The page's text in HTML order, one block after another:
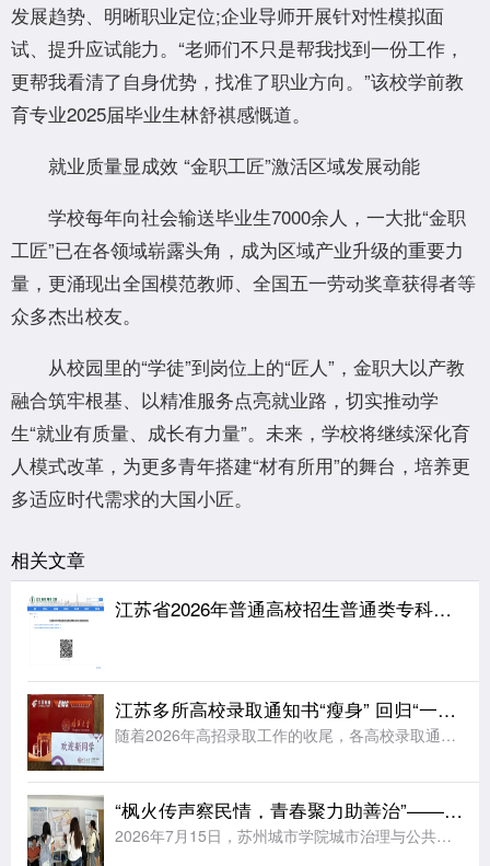
发展趋势、明晰职业定位;企业导师开展针对性模拟面
试、提升应试能力。“老师们不只是帮我找到一份工作，
更帮我看清了自身优势，找准了职业方向。”该校学前教
育专业2025届毕业生林舒祺感慨道。
就业质量显成效 “金职工匠”激活区域发展动能
学校每年向社会输送毕业生7000余人，一大批“金职
工匠”已在各领域崭露头角，成为区域产业升级的重要力
量，更涌现出全国模范教师、全国五一劳动奖章获得者等
众多杰出校友。
从校园里的“学徒”到岗位上的“匠人”，金职大以产教
融合筑牢根基、以精准服务点亮就业路，切实推动学
生“就业有质量、成长有力量”。未来，学校将继续深化育
人模式改革，为更多青年搭建“材有所用”的舞台，培养更
多适应时代需求的大国小匠。
相关文章
江苏省2026年普通高校招生普通类专科批次征求志愿投档线
江苏多所高校录取通知书“瘦身” 回归“一页纸”
随着2026年高招录取工作的收尾，各高校录取通知书开始陆续寄送到考生手中。据《扬子晚报》报道，江苏多所高校今年大幅简化了录取通知书的设计，普遍采用“一页纸”的简约形式，同时在有限的纸面上融入各校特色元
“枫火传声察民情，青春聚力助善治”——苏州城市学院实践团赴福运社区开展走访调研
2026年7月15日，苏州城市学院城市治理与公共事务学院“枫火传声，善治民和”暑期社会实践团前往苏州市姑苏区福运社区党群服务中心走访调研。学院法学专业教师王昊为、辅导员周玲燕随行指导，与实践团成员一同